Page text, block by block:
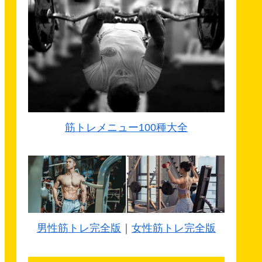
筋トレメニュー100種大全
男性筋トレ完全版 女性筋トレ完全版